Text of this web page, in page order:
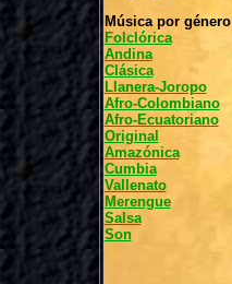
Música por género
Folclórica
Andina
Clásica
Llanera-Joropo
Afro-Colombiano
Afro-Ecuatoriano
Original
Amazónica
Cumbia
Vallenato
Merengue
Salsa
Son